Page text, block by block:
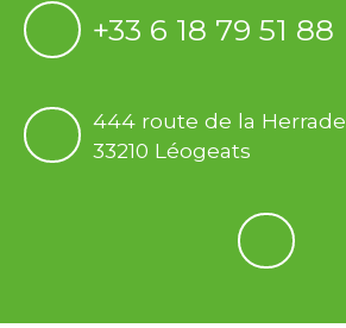
+33 6 18 79 51 88
444 route de la Herrade
33210 Léogeats